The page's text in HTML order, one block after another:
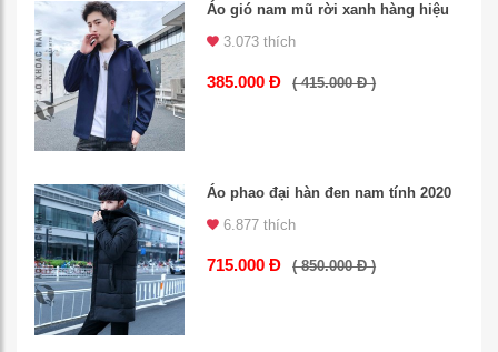
Áo gió nam mũ rời xanh hàng hiệu
3.073 thích
385.000 Đ ( 415.000 Đ )
Áo phao đại hàn đen nam tính 2020
6.877 thích
715.000 Đ ( 850.000 Đ )